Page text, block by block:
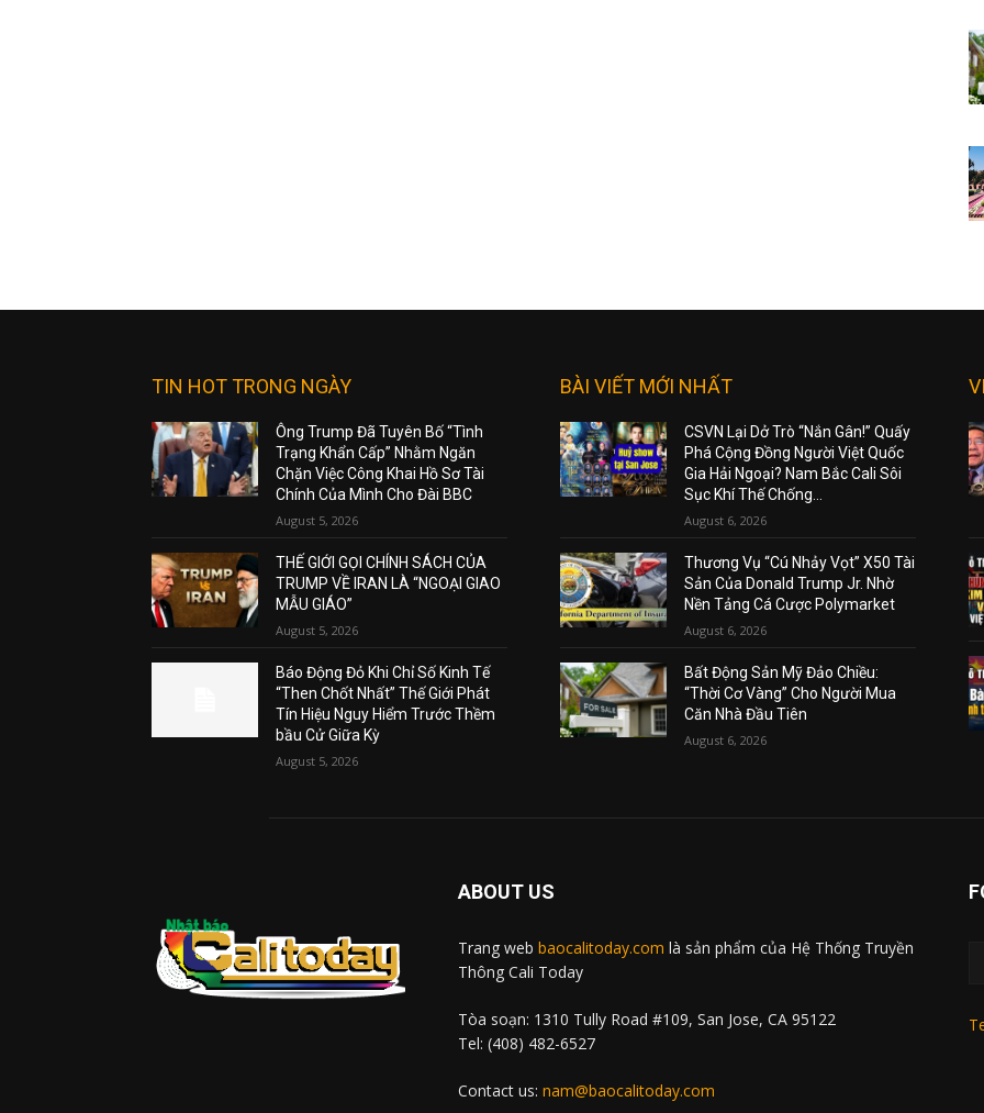
TIN HOT TRONG NGÀY
Ông Trump Đã Tuyên Bố “Tình
Trạng Khẩn Cấp” Nhằm Ngăn
Chặn Việc Công Khai Hồ Sơ Tài
Chính Của Mình Cho Đài BBC
August 5, 2026
THẾ GIỚI GỌI CHÍNH SÁCH CỦA
TRUMP VỀ IRAN LÀ “NGOẠI GIAO
MẪU GIÁO”
August 5, 2026
Báo Động Đỏ Khi Chỉ Số Kinh Tế
“Then Chốt Nhất” Thế Giới Phát
Tín Hiệu Nguy Hiểm Trước Thềm
bầu Cử Giữa Kỳ
August 5, 2026
BÀI VIẾT MỚI NHẤT
CSVN Lại Dở Trò “Nắn Gân!” Quấy
Phá Cộng Đồng Người Việt Quốc
Gia Hải Ngoại? Nam Bắc Cali Sôi
Sục Khí Thế Chống...
August 6, 2026
Thương Vụ “Cú Nhảy Vọt” X50 Tài
Sản Của Donald Trump Jr. Nhờ
Nền Tảng Cá Cược Polymarket
August 6, 2026
Bất Động Sản Mỹ Đảo Chiều:
“Thời Cơ Vàng” Cho Người Mua
Căn Nhà Đầu Tiên
August 6, 2026
ABOUT US
Trang web baocalitoday.com là sản phẩm của Hệ Thống Truyền
Thông Cali Today
Tòa soạn: 1310 Tully Road #109, San Jose, CA 95122
Tel: (408) 482-6527
Contact us: nam@baocalitoday.com